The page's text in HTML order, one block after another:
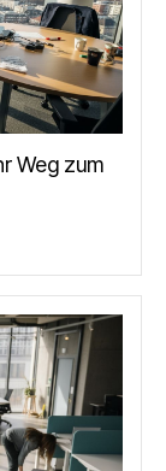
Weg zum